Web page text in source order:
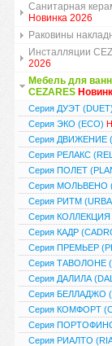
Санитарная
Новинка 2026
Раковины
Инсталляции
2026
Мебель для
CEZARES
Серия ДУЭТ (DUET)
Серия ЭКО (ECO)
Серия ДВИЖЕНИЕ
Серия РЕЛАКС
Серия ПОЛЕТ
Серия МОЛЬВЕНО
Серия РИТМ
Серия КОЛЛЕКЦИЯ
Серия КАДР
Серия ПРЕМЬЕР
Серия ТАВОЛОНЕ
Серия ДАЛИЛА
Серия БЕЛЛАДЖО
Серия КОМФОРТ
Серия
Серия РИАЛТО